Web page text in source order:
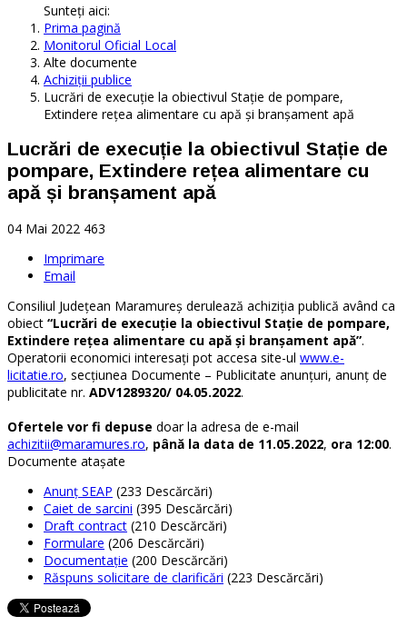
Sunteți aici:
Prima pagină
Monitorul Oficial Local
Alte documente
Achiziţii publice
Lucrări de execuție la obiectivul Stație de pompare,
Extindere rețea alimentare cu apă și branșament apă
Lucrări de execuție la obiectivul Stație de
pompare, Extindere rețea alimentare cu
apă și branșament apă
04 Mai 2022 463
Imprimare
Email
Consiliul Județean Maramureș derulează achiziția publică având ca
obiect “Lucrări de execuție la obiectivul Stație de pompare,
Extindere rețea alimentare cu apă și branșament apă”.
Operatorii economici interesați pot accesa site-ul www.e-
licitatie.ro, secțiunea Documente – Publicitate anunțuri, anunț de
publicitate nr. ADV1289320/ 04.05.2022.
Ofertele vor fi depuse doar la adresa de e-mail
achizitii@maramures.ro, până la data de 11.05.2022, ora 12:00.
Documente ataşate
Anunț SEAP (233 Descărcări)
Caiet de sarcini (395 Descărcări)
Draft contract (210 Descărcări)
Formulare (206 Descărcări)
Documentație (200 Descărcări)
Răspuns solicitare de clarificări (223 Descărcări)